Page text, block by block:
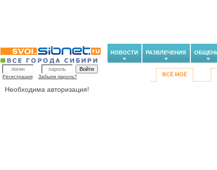
НОВОСТИ РАЗВЛЕЧЕНИЯ
Регистрация Забыли пароль? ВСЁ МОЁ
Необходима авторизация!